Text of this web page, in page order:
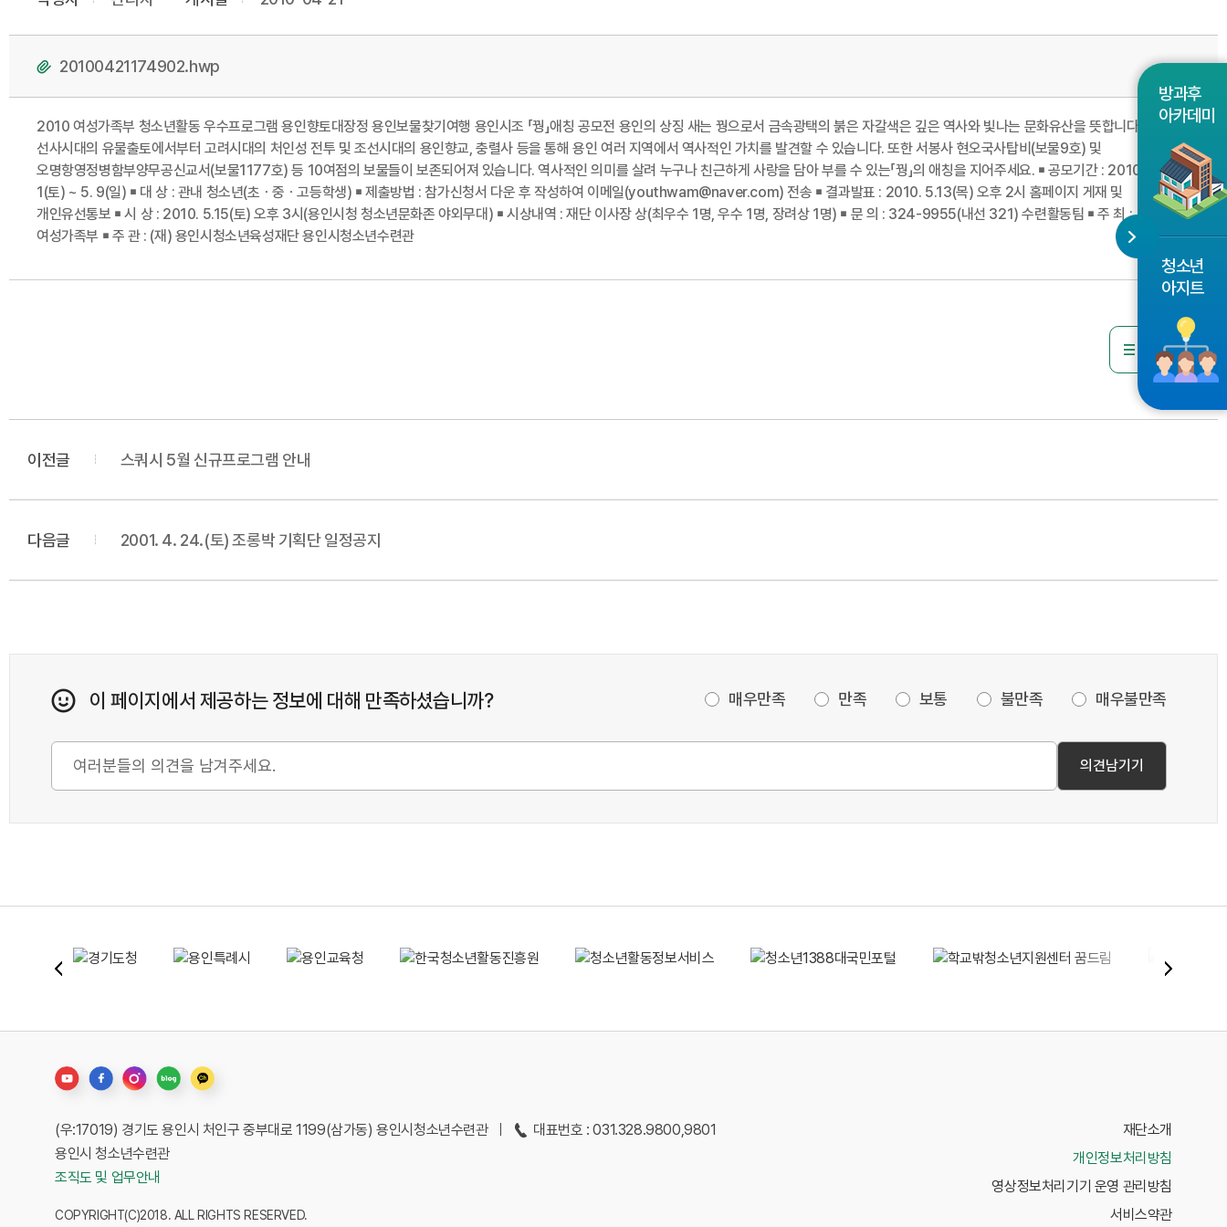
방과후
아카데미
청소년
아지트
20100421174902.hwp
2010 여성가족부 청소년활동 우수프로그램 용인향토대장정 용인보물찾기여행 용인시조 「꿩」애칭 공모전 용인의 상징 새는 꿩으로서 금속광택의 붉은 자갈색은 깊은 역사와 빛나는 문화유산을 뜻합니다.
선사시대의 유물출토에서부터 고려시대의 처인성 전투 및 조선시대의 용인향교, 충렬사 등을 통해 용인 여러 지역에서 역사적인 가치를 발견할 수 있습니다. 또한 서봉사 현오국사탑비(보물9호) 및
오명항영정병함부양무공신교서(보물1177호) 등 10여점의 보물들이 보존되어져 있습니다. 역사적인 의미를 살려 누구나 친근하게 사랑을 담아 부를 수 있는「꿩」의 애칭을 지어주세요. ￭ 공모기간 : 2010. 5.
1(토) ~ 5. 9(일) ￭ 대 상 : 관내 청소년(초ㆍ중ㆍ고등학생) ￭ 제출방법 : 참가신청서 다운 후 작성하여 이메일(youthwam@naver.com) 전송 ￭ 결과발표 : 2010. 5.13(목) 오후 2시 홈페이지 게재 및
개인유선통보 ￭ 시 상 : 2010. 5.15(토) 오후 3시(용인시청 청소년문화존 야외무대) ￭ 시상내역 : 재단 이사장 상(최우수 1명, 우수 1명, 장려상 1명) ￭ 문 의 : 324-9955(내선 321) 수련활동팀 ￭ 주 최 :
여성가족부 ￭ 주 관 : (재) 용인시청소년육성재단 용인시청소년수련관
목록으로
이전글 스쿼시 5월 신규프로그램 안내
다음글 2001. 4. 24.(토) 조롱박 기획단 일정공지
이 페이지에서 제공하는 정보에 대해 만족하셨습니까? 매우만족 만족 보통 불만족 매우불만족
(우:17019) 경기도 용인시 처인구 중부대로 1199(삼가동) 용인시청소년수련관
대표번호 : 031.328.9800,9801
용인시 청소년수련관
조직도 및 업무안내
COPYRIGHT(C)2018. ALL RIGHTS RESERVED.
재단소개
개인정보처리방침
영상정보처리기기 운영 관리방침
서비스약관